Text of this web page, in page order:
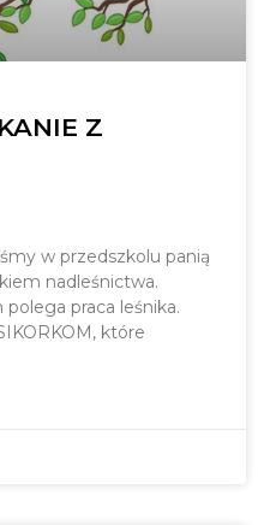
Z
w przedszkolu panią
nadleśnictwa.
praca leśnika.
które